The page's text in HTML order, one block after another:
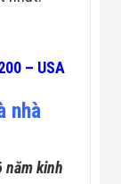
– USA
nhà
năm kinh